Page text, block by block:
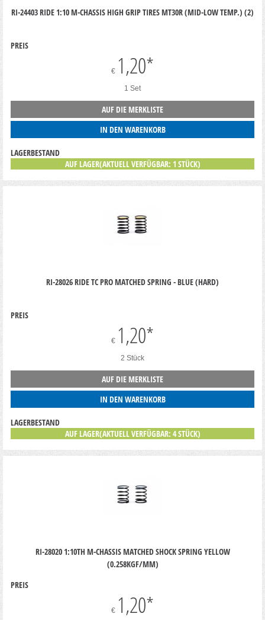
RI-24403 RIDE 1:10 M-CHASSIS HIGH GRIP TIRES MT30R (MID-LOW TEMP.) (2)
PREIS
€ 1,20*
1 Set
AUF DIE MERKLISTE
IN DEN WARENKORB
LAGERBESTAND
AUF LAGER(AKTUELL VERFÜGBAR: 1 STÜCK)
RI-28026 RIDE TC PRO MATCHED SPRING - BLUE (HARD)
PREIS
€ 1,20*
2 Stück
AUF DIE MERKLISTE
IN DEN WARENKORB
LAGERBESTAND
AUF LAGER(AKTUELL VERFÜGBAR: 4 STÜCK)
RI-28020 1:10TH M-CHASSIS MATCHED SHOCK SPRING YELLOW
(0.258KGF/MM)
PREIS
€ 1,20*